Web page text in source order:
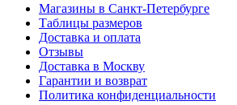
Магазины в Санкт-Петербурге
Таблицы размеров
Доставка и оплата
Отзывы
Доставка в Москву
Гарантии и возврат
Политика конфиденциальности